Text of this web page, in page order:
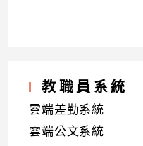
教職員系統
雲端差勤系統
雲端公文系統